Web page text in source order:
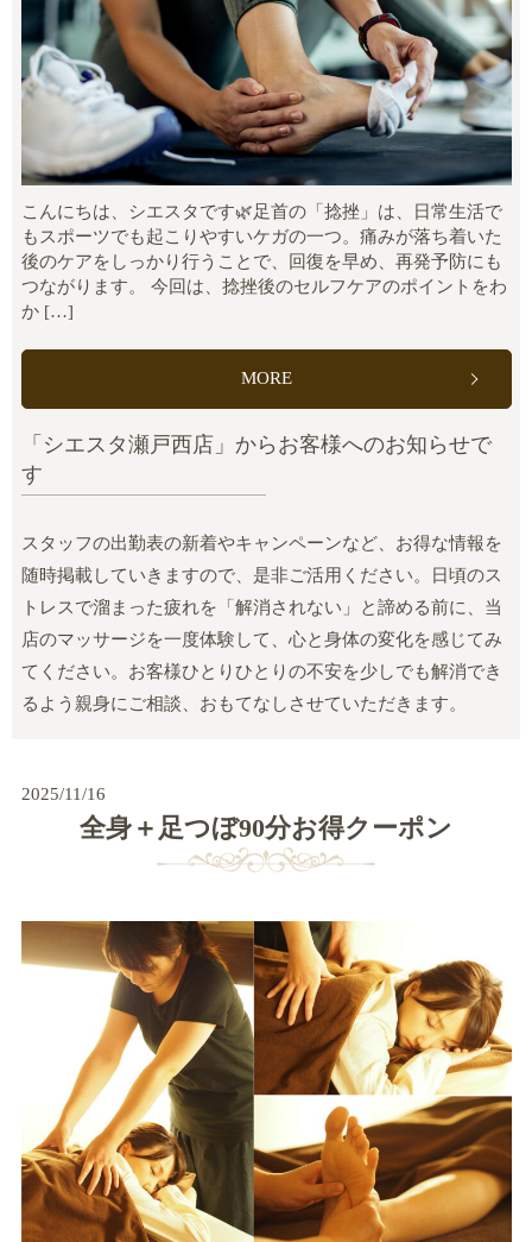
こんにちは、シエスタです🌿足首の「捻挫」は、日常生活で
もスポーツでも起こりやすいケガの一つ。痛みが落ち着いた
後のケアをしっかり行うことで、回復を早め、再発予防にも
つながります。 今回は、捻挫後のセルフケアのポイントをわ
か […]
MORE
「シエスタ瀬戸西店」からお客様へのお知らせで
す
スタッフの出勤表の新着やキャンペーンなど、お得な情報を
随時掲載していきますので、是非ご活用ください。日頃のス
トレスで溜まった疲れを「解消されない」と諦める前に、当
店のマッサージを一度体験して、心と身体の変化を感じてみ
てください。お客様ひとりひとりの不安を少しでも解消でき
るよう親身にご相談、おもてなしさせていただきます。
2025/11/16
全身＋足つぼ90分お得クーポン